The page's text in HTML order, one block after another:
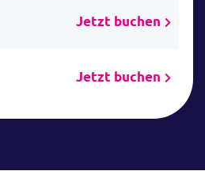
Jetzt buchen
Jetzt buchen